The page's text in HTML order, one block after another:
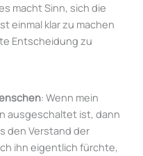
macht Sinn, sich die
einmal klar zu machen
Entscheidung zu
: Wenn mein
ausgeschaltet ist, dann
den Verstand der
ihn eigentlich fürchte,